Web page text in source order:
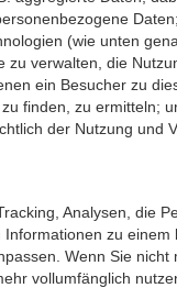
(wie unten
verwalten, die
ein Besucher zu
finden, zu ermitteln;
der Nutzung und
Analysen, die
zu
Wenn Sie
vollumfänglich